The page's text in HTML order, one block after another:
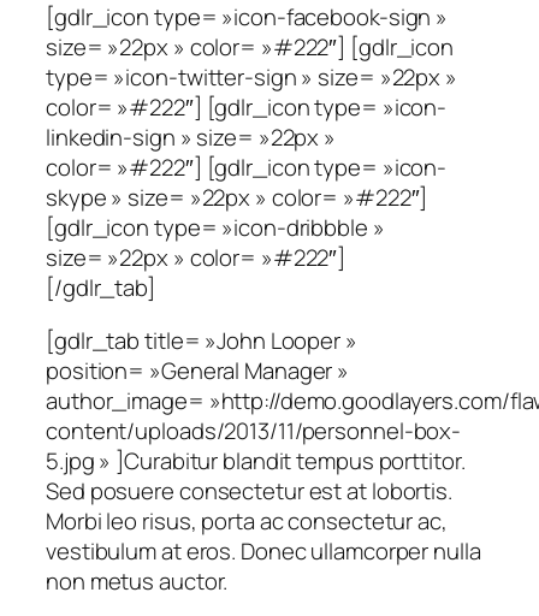
[gdlr_icon type= »icon-facebook-sign »
size= »22px » color= »#222″] [gdlr_icon
type= »icon-twitter-sign » size= »22px »
color= »#222″] [gdlr_icon type= »icon-
linkedin-sign » size= »22px »
color= »#222″] [gdlr_icon type= »icon-
skype » size= »22px » color= »#222″]
[gdlr_icon type= »icon-dribbble »
size= »22px » color= »#222″]
[/gdlr_tab]
[gdlr_tab title= »John Looper »
position= »General Manager »
author_image= »http://demo.goodlayers.com/
content/uploads/2013/11/personnel-box-
5.jpg » ]Curabitur blandit tempus porttitor.
Sed posuere consectetur est at lobortis.
Morbi leo risus, porta ac consectetur ac,
vestibulum at eros. Donec ullamcorper nulla
non metus auctor.